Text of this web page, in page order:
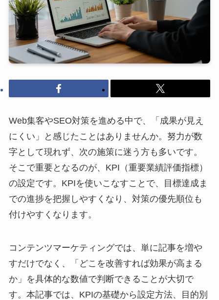
Web集客やSEO対策を進める中で、「成果が見え
にくい」と感じたことはありませんか。努力が数
字として現れず、次の施策に迷う方も多いです。
そこで重要となるのが、KPI（重要業績評価指標）
の設定です。KPIを使いこなすことで、目標達成ま
での進捗を把握しやすくなり、対策の優先順位も
付けやすくなります。
コンテンツマーケティングでは、単に記事を増や
すだけでなく、「どこを改善すれば効果が高まる
か」を具体的な数値で判断できることが大切で
す。本記事では、KPIの基礎から設定方法、目的別